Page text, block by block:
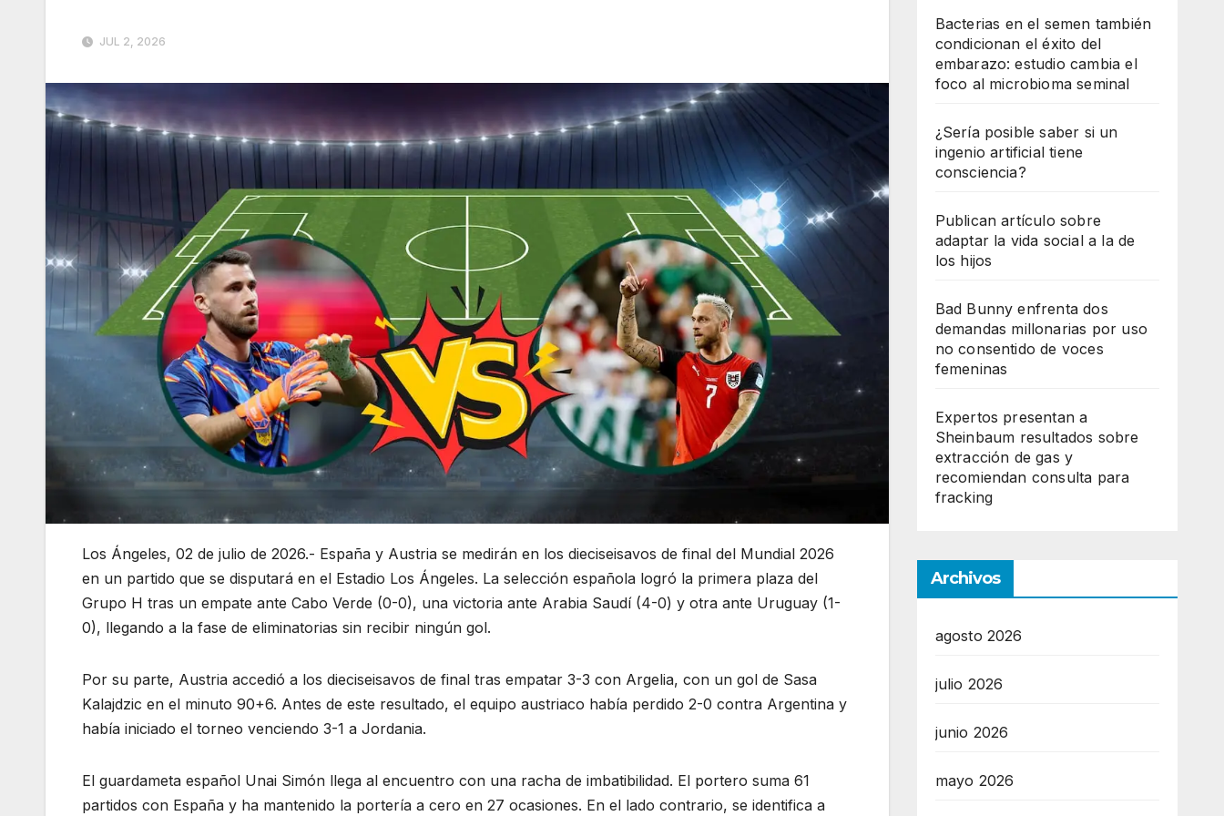
JUL 2, 2026
Los Ángeles, 02 de julio de 2026.- España y Austria se medirán en los dieciseisavos de final del Mundial 2026
en un partido que se disputará en el Estadio Los Ángeles. La selección española logró la primera plaza del
Grupo H tras un empate ante Cabo Verde (0-0), una victoria ante Arabia Saudí (4-0) y otra ante Uruguay (1-
0), llegando a la fase de eliminatorias sin recibir ningún gol.
Por su parte, Austria accedió a los dieciseisavos de final tras empatar 3-3 con Argelia, con un gol de Sasa
Kalajdzic en el minuto 90+6. Antes de este resultado, el equipo austriaco había perdido 2-0 contra Argentina y
había iniciado el torneo venciendo 3-1 a Jordania.
El guardameta español Unai Simón llega al encuentro con una racha de imbatibilidad. El portero suma 61
partidos con España y ha mantenido la portería a cero en 27 ocasiones. En el lado contrario, se identifica a
Bacterias en el semen también
condicionan el éxito del
embarazo: estudio cambia el
foco al microbioma seminal
¿Sería posible saber si un
ingenio artificial tiene
consciencia?
Publican artículo sobre
adaptar la vida social a la de
los hijos
Bad Bunny enfrenta dos
demandas millonarias por uso
no consentido de voces
femeninas
Expertos presentan a
Sheinbaum resultados sobre
extracción de gas y
recomiendan consulta para
fracking
Archivos
agosto 2026
julio 2026
junio 2026
mayo 2026